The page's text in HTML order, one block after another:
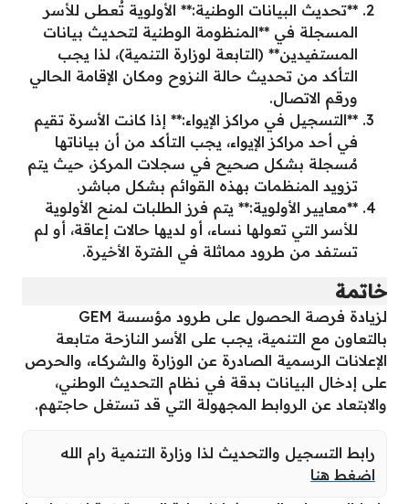
**تحديث البيانات الوطنية:** الأولوية تُعطى للأسر
المسجلة في **المنظومة الوطنية لتحديث بيانات
المستفيدين** (التابعة لوزارة التنمية)، لذا يجب
التأكد من تحديث حالة النزوح ومكان الإقامة الحالي
ورقم الاتصال.
**التسجيل في مراكز الإيواء:** إذا كانت الأسرة تقيم
في أحد مراكز الإيواء، يجب التأكد من أن بياناتها
مُسجلة بشكل صحيح في سجلات المركز، حيث يتم
تزويد المنظمات بهذه القوائم بشكل مباشر.
**معايير الأولوية:** يتم فرز الطلبات لمنح الأولوية
للأسر التي تعولها نساء، أو لديها حالات إعاقة، أو لم
تستفد من طرود مماثلة في الفترة الأخيرة.
خاتمة
لزيادة فرصة الحصول على طرود مؤسسة GEM
بالتعاون مع التنمية، يجب على الأسر النازحة متابعة
الإعلانات الرسمية الصادرة عن الوزارة والشركاء، والحرص
على إدخال البيانات بدقة في نظام التحديث الوطني،
والابتعاد عن الروابط المجهولة التي قد تستغل حاجتهم.
رابط التسجيل والتحديث لذا وزارة التنمية رام الله
اضغط هنا